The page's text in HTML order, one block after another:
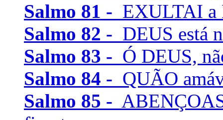
Salmo 81 - EXULTAI a
Salmo 82 - DEUS está
Salmo 83 - Ó DEUS,
Salmo 84 - QUÃO
Salmo 85 -